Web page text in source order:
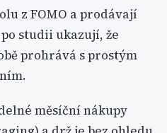
z FOMO a prodávají
studii ukazují, že
prohrává s prostým
měsíční nákupy